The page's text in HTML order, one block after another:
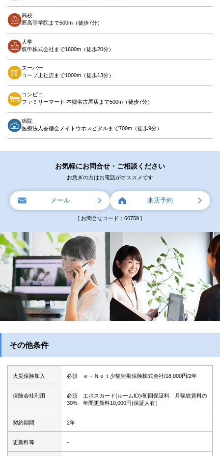
高校
匠高等学院まで500m（徒歩7分）
大学
双申株式会社まで1600m（徒歩20分）
スーパー
コープ上社店まで1000m（徒歩13分）
コンビニ
ファミリーマート 本郷名古屋店まで500m（徒歩7分）
病院
医療法人香徳会メイトウホスピタルまで700m（徒歩9分）
お気軽にお問合せ・ご相談ください
お急ぎの方はお電話がオススメです
メール 来店予約
[ お問合せコード：60759 ]
その他条件
火災保険加入 必須 ｅ－Ｎｅｔ少額短期保険株式会社/18,000円/2年
保険会社利用
必須 エポスカード(ルームID)/初回保証料 月額総賃料の
30% 年間更新料10,000円(保証人有）
契約期間 2年
更新料等 -